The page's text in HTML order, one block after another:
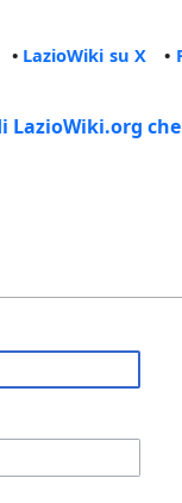
• LazioWiki su X •
LazioWiki.org